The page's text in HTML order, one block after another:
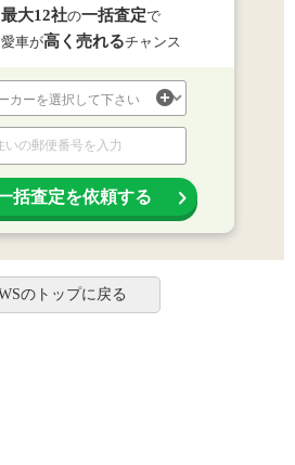
最大12社の一括査定で
愛車が高く売れるチャンス
括査定を依頼する
のトップに戻る